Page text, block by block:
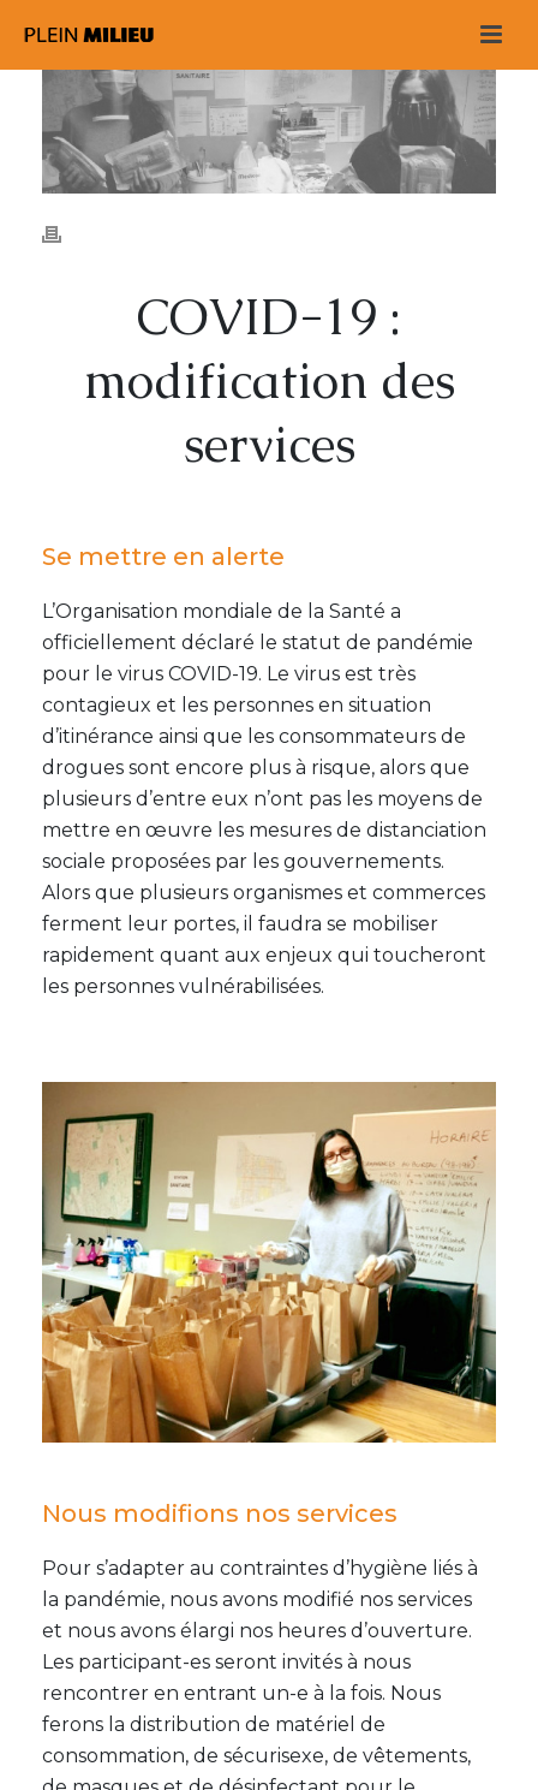
COVID-19 :
modification des
services
Se mettre en alerte
L’Organisation mondiale de la Santé a
officiellement déclaré le statut de pandémie
pour le virus COVID-19. Le virus est très
contagieux et les personnes en situation
d’itinérance ainsi que les consommateurs de
drogues sont encore plus à risque, alors que
plusieurs d’entre eux n’ont pas les moyens de
mettre en œuvre les mesures de distanciation
sociale proposées par les gouvernements.
Alors que plusieurs organismes et commerces
ferment leur portes, il faudra se mobiliser
rapidement quant aux enjeux qui toucheront
les personnes vulnérabilisées.
Nous modifions nos services
Pour s’adapter au contraintes d’hygiène liés à
la pandémie, nous avons modifié nos services
et nous avons élargi nos heures d’ouverture.
Les participant-es seront invités à nous
rencontrer en entrant un-e à la fois. Nous
ferons la distribution de matériel de
consommation, de sécurisexe, de vêtements,